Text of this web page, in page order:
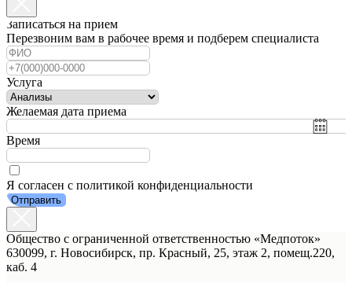
Записаться на прием
Перезвоним вам в рабочее время и подберем специалиста
Услуга
Желаемая дата приема
Время
Я согласен с политикой конфиденциальности
Отправить
Общество с ограниченной ответственностью «Медпоток»
630099, г. Новосибирск, пр. Красный, 25, этаж 2, помещ.220,
каб. 4